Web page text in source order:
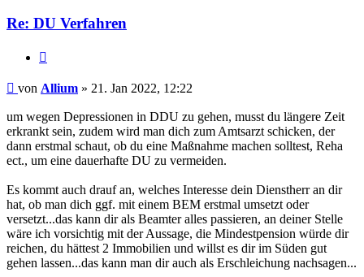
Re: DU Verfahren
Beitrag
von Allium » 21. Jan 2022, 12:22
um wegen Depressionen in DDU zu gehen, musst du längere Zeit
erkrankt sein, zudem wird man dich zum Amtsarzt schicken, der
dann erstmal schaut, ob du eine Maßnahme machen solltest, Reha
ect., um eine dauerhafte DU zu vermeiden.
Es kommt auch drauf an, welches Interesse dein Dienstherr an dir
hat, ob man dich ggf. mit einem BEM erstmal umsetzt oder
versetzt...das kann dir als Beamter alles passieren, an deiner Stelle
wäre ich vorsichtig mit der Aussage, die Mindestpension würde dir
reichen, du hättest 2 Immobilien und willst es dir im Süden gut
gehen lassen...das kann man dir auch als Erschleichung nachsagen...